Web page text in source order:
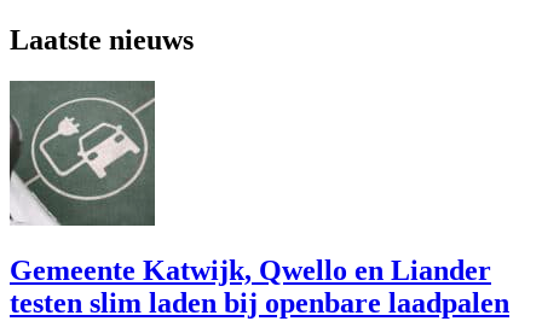
Laatste nieuws
Gemeente Katwijk, Qwello en Liander
testen slim laden bij openbare laadpalen